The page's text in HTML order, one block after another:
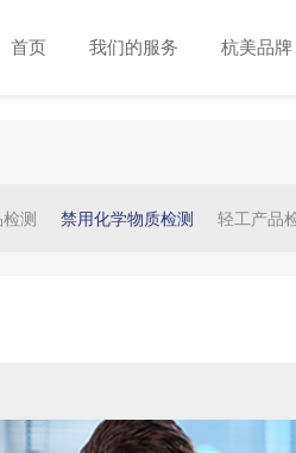
首页 我们的服务 杭美品牌
测 禁用化学物质检测 轻工产品